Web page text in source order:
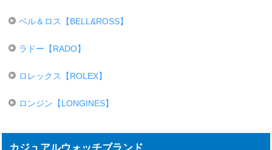
ベル＆ロス【BELL&ROSS】
ラドー【RADO】
ロレックス【ROLEX】
ロンジン【LONGINES】